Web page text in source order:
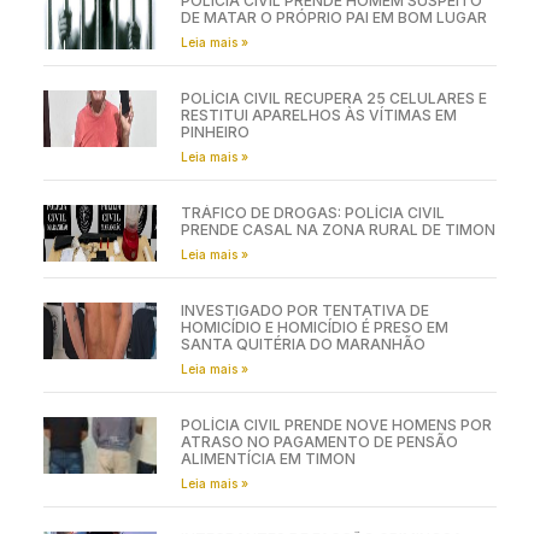
DE MATAR O PRÓPRIO PAI EM BOM LUGAR
Leia mais »
POLÍCIA CIVIL RECUPERA 25 CELULARES E
RESTITUI APARELHOS ÀS VÍTIMAS EM
PINHEIRO
Leia mais »
TRÁFICO DE DROGAS: POLÍCIA CIVIL
PRENDE CASAL NA ZONA RURAL DE TIMON
Leia mais »
INVESTIGADO POR TENTATIVA DE
HOMICÍDIO E HOMICÍDIO É PRESO EM
SANTA QUITÉRIA DO MARANHÃO
Leia mais »
POLÍCIA CIVIL PRENDE NOVE HOMENS POR
ATRASO NO PAGAMENTO DE PENSÃO
ALIMENTÍCIA EM TIMON
Leia mais »